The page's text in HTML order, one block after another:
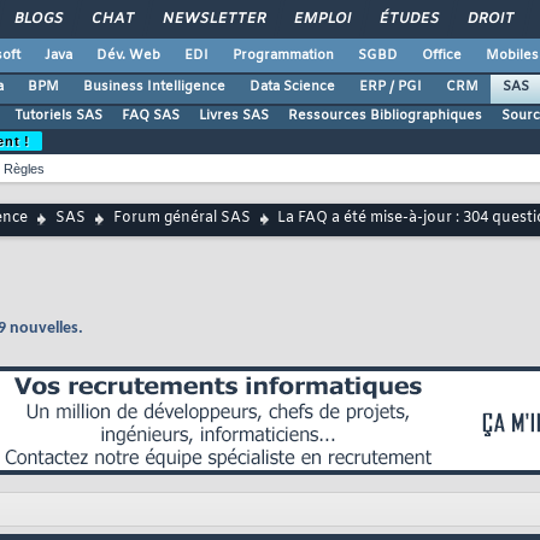
BLOGS CHAT NEWSLETTER EMPLOI ÉTUDES DROIT
Java Dév. Web EDI Programmation SGBD Office
Mobiles
BPM Business Intelligence Data Science ERP / PGI CRM
SAS
Tutoriels SAS
FAQ SAS Livres SAS Ressources Bibliographiques
!
Règles
SAS Forum général SAS La FAQ a été mise-à-jour : 304
nouvelles.